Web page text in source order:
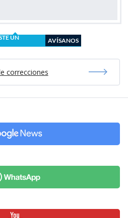
UN
AVÍSANOS
correcciones